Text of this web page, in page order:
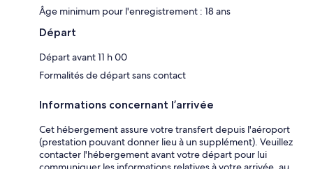
Âge minimum pour l'enregistrement : 18 ans
Départ
Départ avant 11 h 00
Formalités de départ sans contact
Informations concernant l’arrivée
Cet hébergement assure votre transfert depuis l'aéroport
(prestation pouvant donner lieu à un supplément). Veuillez
contacter l'hébergement avant votre départ pour lui